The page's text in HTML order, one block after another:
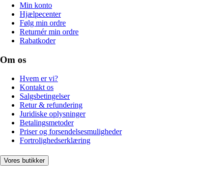
Min konto
Hjælpecenter
Følg min ordre
Returnér min ordre
Rabatkoder
Om os
Hvem er vi?
Kontakt os
Salgsbetingelser
Retur & refundering
Juridiske oplysninger
Betalingsmetoder
Priser og forsendelsesmuligheder
Fortrolighedserklæring
Vores butikker